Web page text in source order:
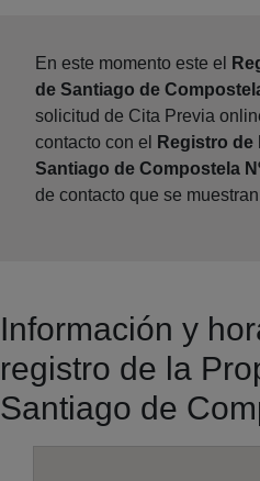
En este momento este el
de Santiago de
solicitud de Cita Previa
contacto con el
Registro de
Santiago de Compostela
de contacto que se
Información y
registro de la
Santiago de